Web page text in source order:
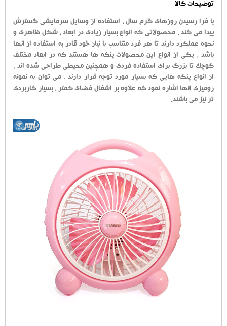
توضیحات کالا
با فرا رسیدن روزهای گرم سال ، استفاده از وسایل سرمایشی گسترش
پیدا می کند . محصولاتی که انواع بسیار زیادی در ابعاد ، شکل ظاهری و
نحوه عملکرد دارند تا هر فرد متناسب با نیاز خود قادر به استفاده از آنها
باشد . یکی از انواع این محصولات پنکه ها هستند که در ابعاد مختلف
کوچک تا بزرگ برای استفاده فردی و همچنین محیطی طراحی شده اند .
از انواع پنکه هایی که بسیار مورد توجه قرار دارند ، می توان به نمونه
رومیزی آنها اشاره نمود که علاوه بر اشغال فضای کمتر ، بسیار کاربردی
تر نیز می باشند.